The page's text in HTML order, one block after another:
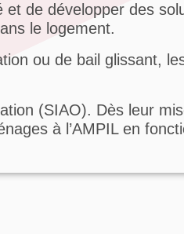
de développer des
le logement.
ou de bail glissant,
(SIAO). Dès leur
à l’AMPIL en